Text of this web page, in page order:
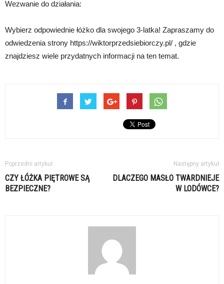
Wezwanie do działania:
Wybierz odpowiednie łóżko dla swojego 3-latka! Zapraszamy do
odwiedzenia strony https://wiktorprzedsiebiorczy.pl/ , gdzie
znajdziesz wiele przydatnych informacji na ten temat.
Poprzedni artykuł
CZY ŁÓŻKA PIĘTROWE SĄ
BEZPIECZNE?
Następny artykuł
DLACZEGO MASŁO TWARDNIEJE
W LODÓWCE?